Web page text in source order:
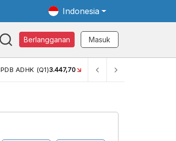
Indonesia
Berlangganan Masuk
PDB ADHK (Q1)3.447,70 GINI RASIO (SEM2)